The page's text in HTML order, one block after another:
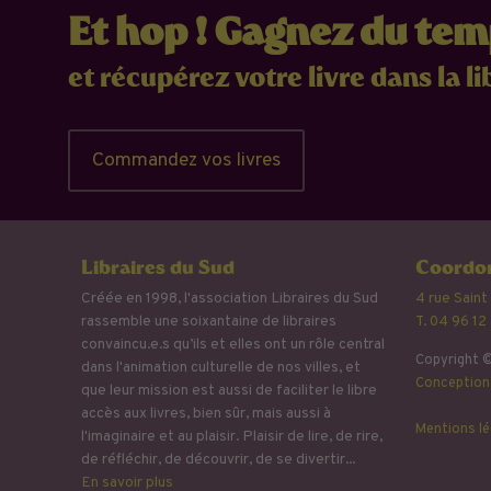
Et hop ! Gagnez du
et récupérez votre livre dans la
Commandez vos livres
Libraires du Sud
Créée en 1998, l'association Libraires du Sud
rassemble une soixantaine de libraires
convaincu.e.s qu’ils et elles ont un rôle central
dans l'animation culturelle de nos villes, et
que leur mission est aussi de faciliter le libre
accès aux livres, bien sûr, mais aussi à
l'imaginaire et au plaisir. Plaisir de lire, de rire,
de réfléchir, de découvrir, de se divertir...
En savoir plus
4 rue
T. 04 96
Copyright
Mentions